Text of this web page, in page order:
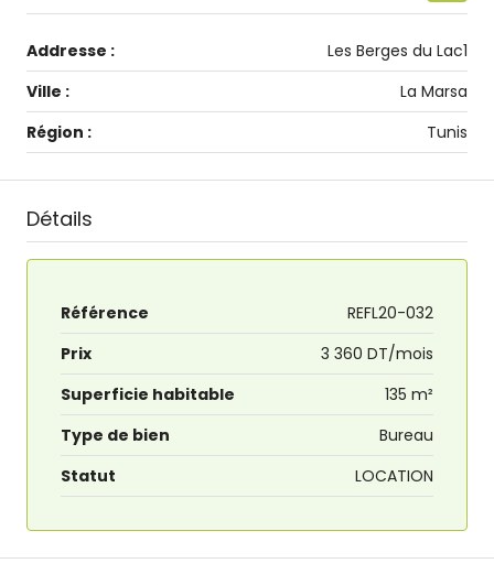
Addresse :
Les Berges du Lac1
Ville :
La Marsa
Région :
Tunis
Détails
Référence
REFL20-032
Prix
3 360 DT/mois
Superficie habitable
135 m²
Type de bien
Bureau
Statut
LOCATION